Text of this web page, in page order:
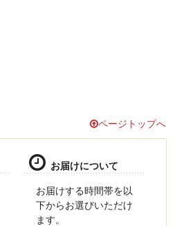
ページトップへ
お届けについて
お届けする時間帯を以
下からお選びいただけ
ます。